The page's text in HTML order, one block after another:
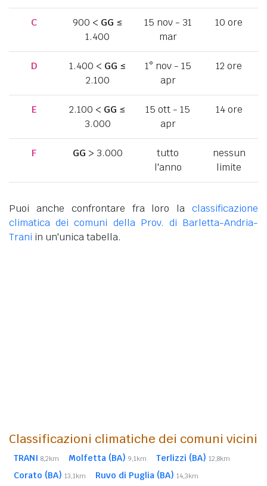
C 900 < GG ≤
1.400
15 nov - 31
mar
10 ore
D 1.400 < GG ≤
2.100
1° nov - 15
apr
12 ore
E 2.100 < GG ≤
3.000
15 ott - 15
apr
14 ore
F GG > 3.000
tutto
l'anno
nessun
limite
Puoi anche confrontare fra loro la classificazione
climatica dei comuni della Prov. di Barletta-Andria-
Trani in un'unica tabella.
Classificazioni climatiche dei comuni vicini
TRANI 8,2km Molfetta (BA) 9,1km Terlizzi (BA) 12,8km
Corato (BA) 13,1km Ruvo di Puglia (BA) 14,3km